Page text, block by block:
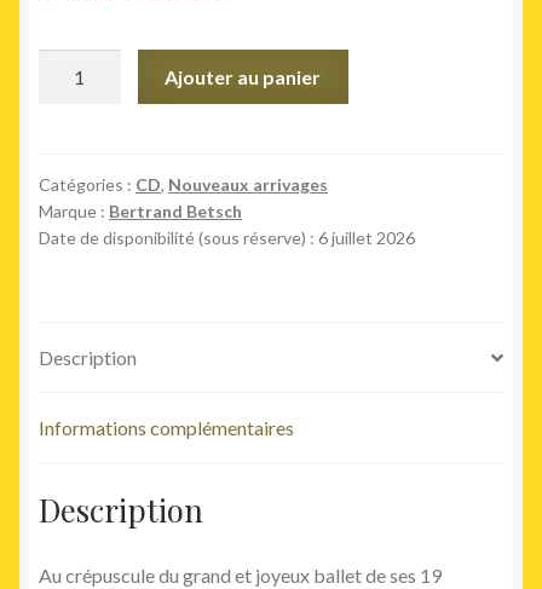
Survie
En
Milieu
Ajouter au panier
Catégories : CD, Nouveaux arrivages
Marque : Bertrand Betsch
Date de disponibilité (sous réserve) : 6 juillet 2026
Description
Informations complémentaires
Description
Au crépuscule du grand et joyeux ballet de ses 19